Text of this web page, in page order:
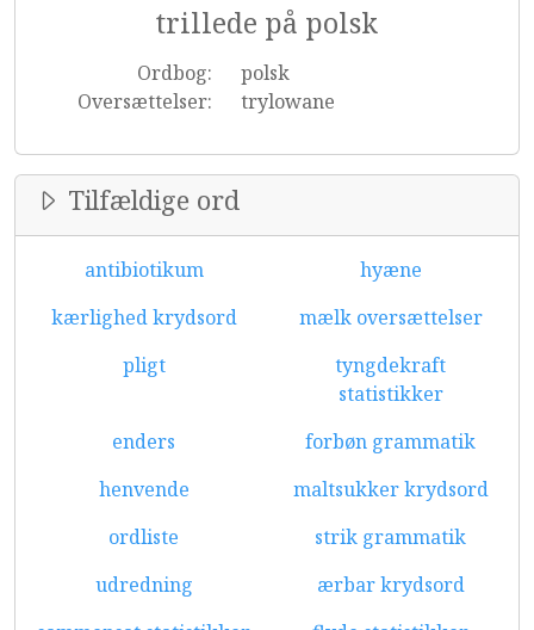
trillede på polsk
Ordbog:
polsk
Oversættelser:
trylowane
Tilfældige ord
antibiotikum
hyæne
kærlighed krydsord
mælk oversættelser
pligt
tyngdekraft
statistikker
enders
forbøn grammatik
henvende
maltsukker krydsord
ordliste
strik grammatik
udredning
ærbar krydsord